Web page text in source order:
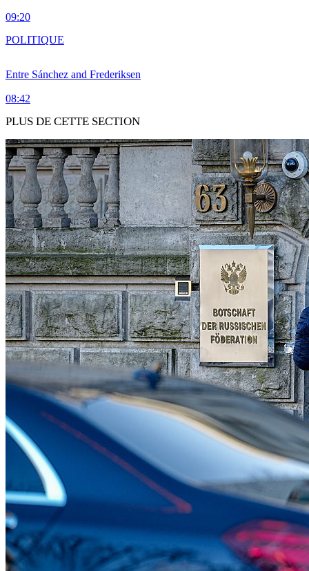
09:20
Entre Sánchez and Frederiksen
08:42
POLITIQUE
PLUS DE CETTE SECTION